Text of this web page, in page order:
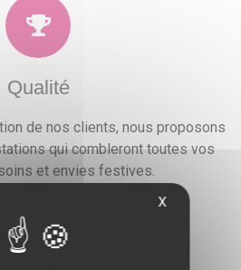
Qualité
de nos clients, nous proposons
qui combleront toutes vos
et envies festives.
X